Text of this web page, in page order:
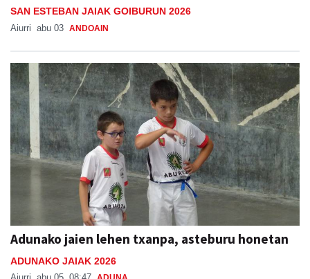
SAN ESTEBAN JAIAK GOIBURUN 2026
Aiurri abu 03 ANDOAIN
Adunako jaien lehen txanpa, asteburu honetan
ADUNAKO JAIAK 2026